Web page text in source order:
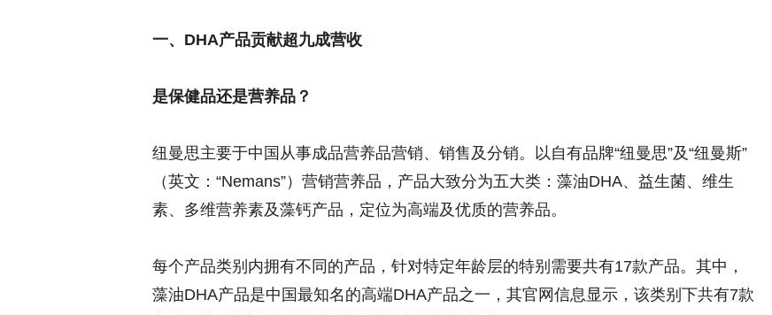
一、 DHA产品贡献超九成营收
是保健品还是营养品？
纽曼思主要于中国从事成品营养品营销、销售及分销。以自有品牌“纽曼思”及“纽曼斯”
（英文：“Nemans”）营销营养品，产品大致分为五大类：藻油DHA、益生菌、维生
素、多维营养素及藻钙产品，定位为高端及优质的营养品。
每个产品类别内拥有不同的产品，针对特定年龄层的特别需要共有17款产品。其中，
藻油DHA产品是中国最知名的高端DHA产品之一，其官网信息显示，该类别下共有7款